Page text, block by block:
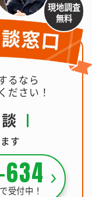
現地調査
無料
るなら
ださい！
す
受付中！